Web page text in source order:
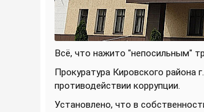
Всё, что нажито "непосильным"
Прокуратура Кировского района
противодействии коррупции.
Установлено, что в